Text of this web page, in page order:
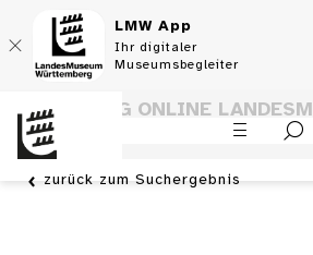
LMW App
Ihr digitaler
Museumsbegleiter
SAMMLUNG ONLINE
WÜRTTEMBERG
zurück zum Suchergebnis